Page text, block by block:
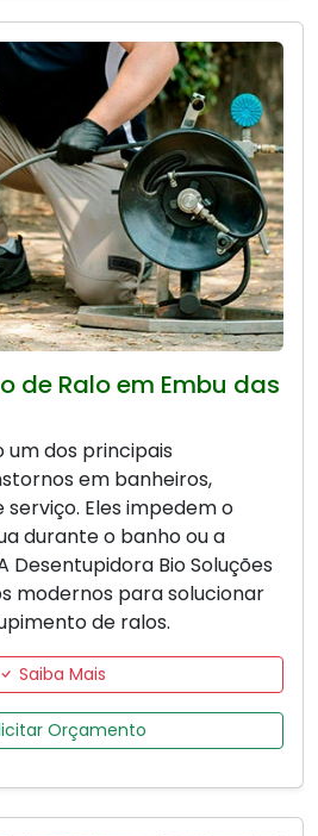
de Ralo em Embu das
um dos principais
em banheiros,
serviço. Eles impedem o
durante o banho ou a
Desentupidora Bio Soluções
modernos para solucionar
de ralos.
Saiba Mais
Orçamento